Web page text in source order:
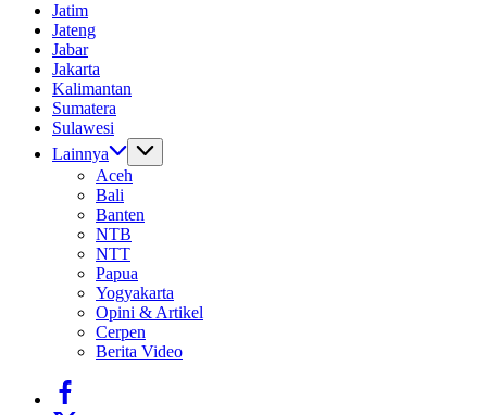
Jatim
Jateng
Jabar
Jakarta
Kalimantan
Sumatera
Sulawesi
Lainnya
Aceh
Bali
Banten
NTB
NTT
Papua
Yogyakarta
Opini & Artikel
Cerpen
Berita Video
https://www.facebook.com/